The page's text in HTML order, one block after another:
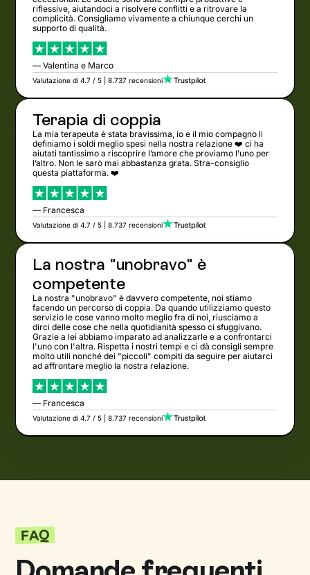
riflessive, aiutandoci a risolvere conflitti e a ritrovare la
complicità. Consigliamo vivamente a chiunque cerchi un
supporto di qualità.
— Valentina e Marco
Valutazione di 4.7 / 5 | 8.737 recensioni
Terapia di coppia
La mia terapeuta è stata bravissima, io e il mio compagno li
definiamo i soldi meglio spesi nella nostra relazione ❤️ ci ha
aiutati tantissimo a riscoprire l’amore che proviamo l’uno per
l’altro. Non le sarò mai abbastanza grata. Stra-consiglio
questa piattaforma. ❤️
— Francesca
Valutazione di 4.7 / 5 | 8.737 recensioni
La nostra "unobravo" è
competente
La nostra "unobravo" è davvero competente, noi stiamo
facendo un percorso di coppia. Da quando utilizziamo questo
servizio le cose vanno molto meglio fra di noi, riusciamo a
dirci delle cose che nella quotidianità spesso ci sfuggivano.
Grazie a lei abbiamo imparato ad analizzarle e a confrontarci
l'uno con l'altra. Rispetta i nostri tempi e ci dà consigli sempre
molto utili nonché dei "piccoli" compiti da seguire per aiutarci
ad affrontare meglio la nostra relazione.
— Francesca
Valutazione di 4.7 / 5 | 8.737 recensioni
FAQ